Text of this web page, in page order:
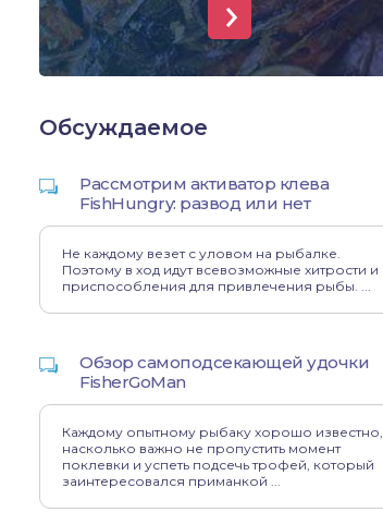
Обсуждаемое
Рассмотрим активатор клева
FishHungry: развод или нет
Не каждому везет с уловом на рыбалке.
Поэтому в ход идут всевозможные хитрости и
приспособления для привлечения рыбы. ...
Обзор самоподсекающей удочки
FisherGoMan
Каждому опытному рыбаку хорошо известно,
насколько важно не пропустить момент
поклевки и успеть подсечь трофей, который
заинтересовался приманкой ...